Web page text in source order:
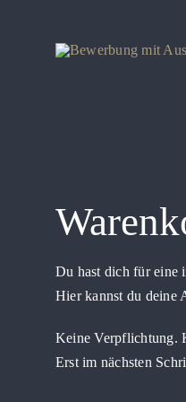
Du hast dich für eine
Hier kannst du deine
Keine Verpflichtung.
Erst im nächsten